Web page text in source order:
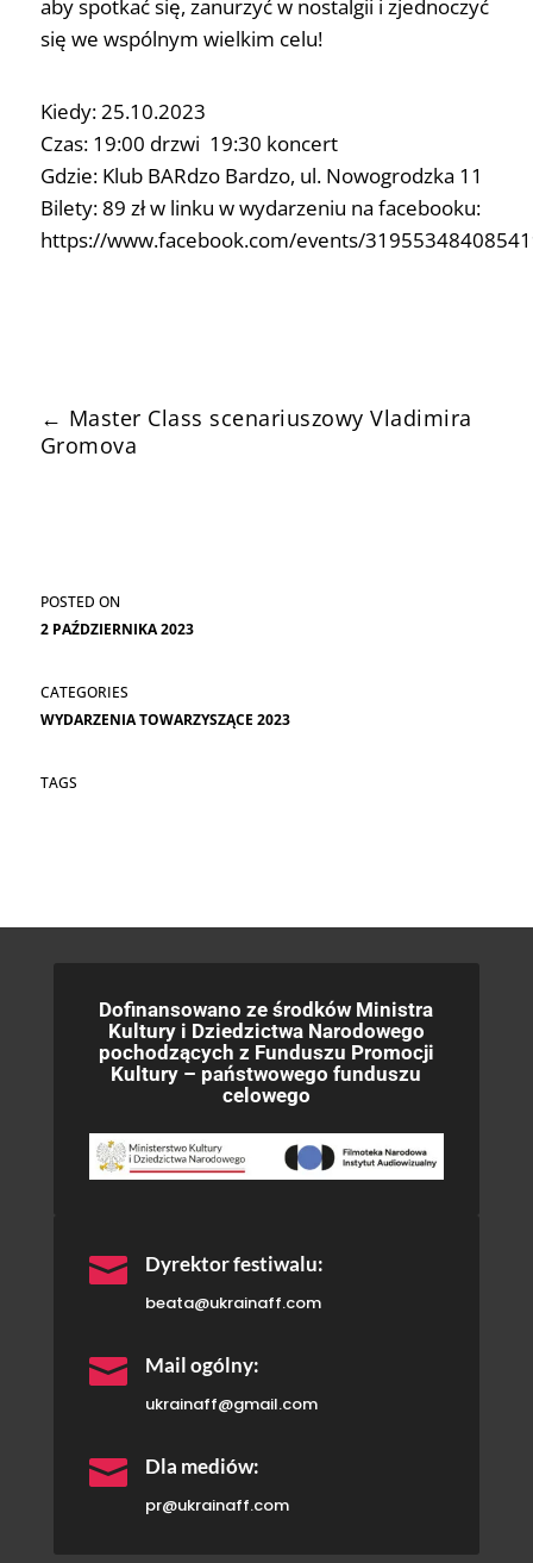
2 PAŹDZIERNIKA 2023
WYDARZENIA TOWARZYSZĄCE 2023
aby spotkać się, zanurzyć w nostalgii i zjednoczyć
się we wspólnym wielkim celu!
Kiedy: 25.10.2023
Czas: 19:00 drzwi 19:30 koncert
Gdzie: Klub BARdzo Bardzo, ul. Nowogrodzka 11
Bilety: 89 zł w linku w wydarzeniu na facebooku:
https://www.facebook.com/events/
← Master Class scenariuszowy Vladimira
Gromova
Dofinansowano ze środków Ministra
Kultury i Dziedzictwa Narodowego
pochodzących z Funduszu Promocji
Kultury – państwowego funduszu
celowego
 Dyrektor festiwalu:
beata@ukrainaff.com
 Mail ogólny:
ukrainaff@gmail.com
 Dla mediów:
pr@ukrainaff.com